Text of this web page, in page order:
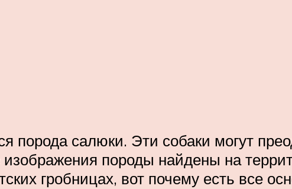
порода салюки. Эти собаки могут
породы найдены на
гробницах, вот почему есть все